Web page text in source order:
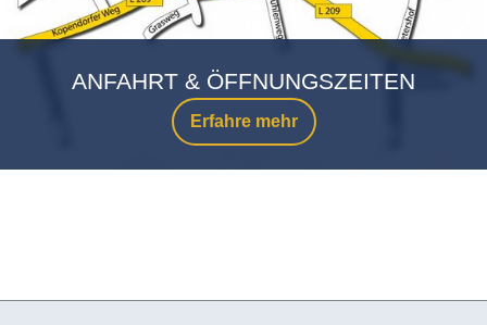
Erfahre mehr
ANFAHRT & ÖFFNUNGSZEITEN